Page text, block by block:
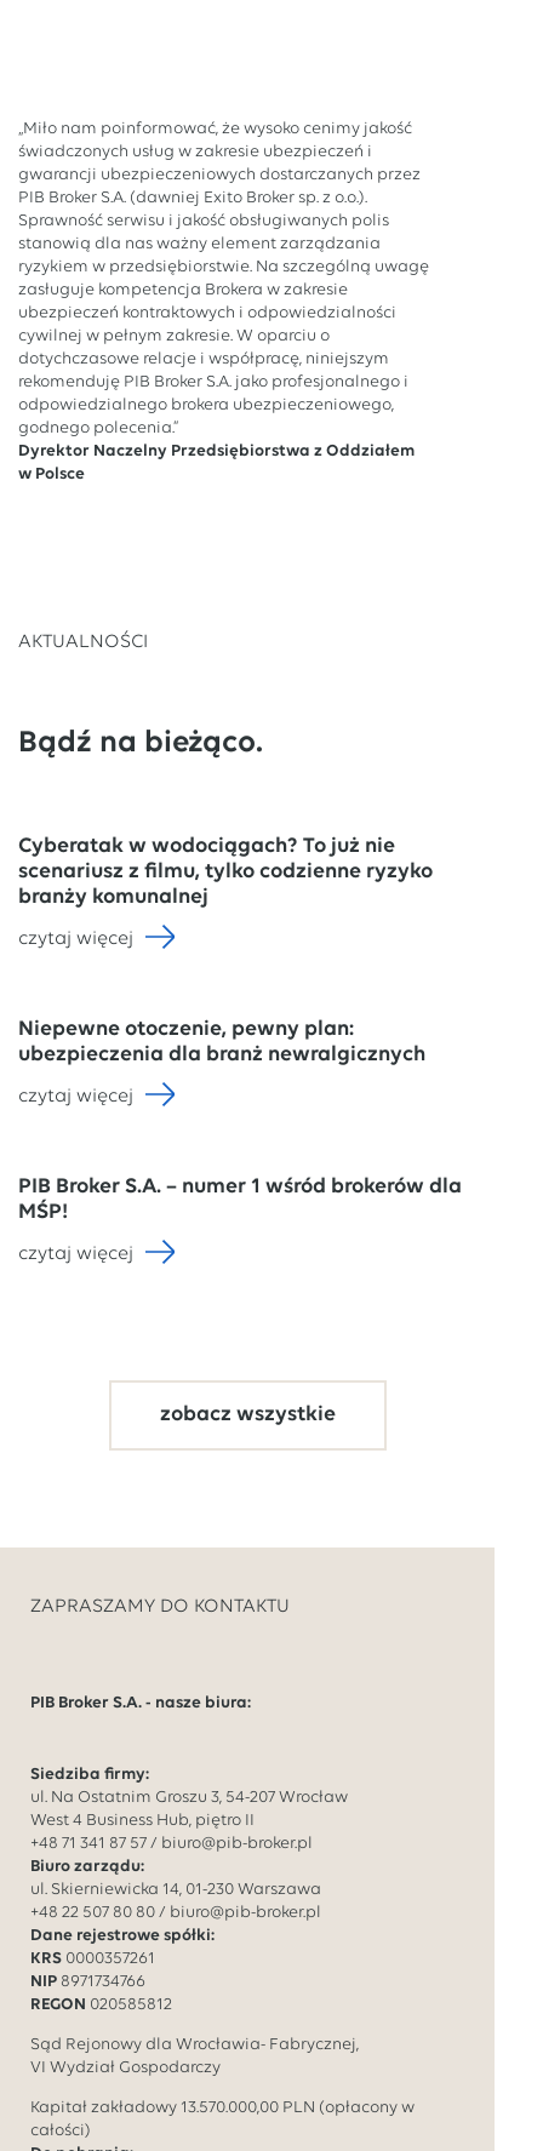
„Miło nam poinformować, że wysoko cenimy jakość
świadczonych usług w zakresie ubezpieczeń i
gwarancji ubezpieczeniowych dostarczanych przez
PIB Broker S.A. (dawniej Exito Broker sp. z o.o.).
Sprawność serwisu i jakość obsługiwanych polis
stanowią dla nas ważny element zarządzania
ryzykiem w przedsiębiorstwie. Na szczególną uwagę
zasługuje kompetencja Brokera w zakresie
ubezpieczeń kontraktowych i odpowiedzialności
cywilnej w pełnym zakresie. W oparciu o
dotychczasowe relacje i współpracę, niniejszym
rekomenduję PIB Broker S.A. jako profesjonalnego i
odpowiedzialnego brokera ubezpieczeniowego,
godnego polecenia.”
Dyrektor Naczelny Przedsiębiorstwa z Oddziałem
w Polsce
AKTUALNOŚCI
Bądź na bieżąco.
Cyberatak w wodociągach? To już nie
scenariusz z filmu, tylko codzienne ryzyko
branży komunalnej
czytaj więcej
Niepewne otoczenie, pewny plan:
ubezpieczenia dla branż newralgicznych
czytaj więcej
PIB Broker S.A. – numer 1 wśród brokerów dla
MŚP!
czytaj więcej
zobacz wszystkie
ZAPRASZAMY DO KONTAKTU
PIB Broker S.A. - nasze biura:
Siedziba firmy:
ul. Na Ostatnim Groszu 3, 54-207 Wrocław
West 4 Business Hub, piętro II
+48 71 341 87 57 / biuro@pib-broker.pl
Biuro zarządu:
ul. Skierniewicka 14, 01-230 Warszawa
+48 22 507 80 80 / biuro@pib-broker.pl
Dane rejestrowe spółki:
KRS 0000357261
NIP 8971734766
REGON 020585812
Sąd Rejonowy dla Wrocławia- Fabrycznej,
VI Wydział Gospodarczy
Kapitał zakładowy 13.570.000,00 PLN (opłacony w
całości)